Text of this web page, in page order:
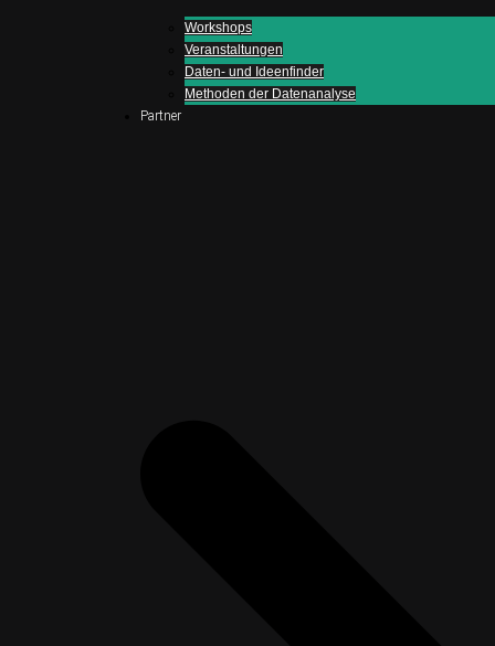
Workshops
Veranstaltungen
Daten- und Ideenfinder
Methoden der Datenanalyse
Partner